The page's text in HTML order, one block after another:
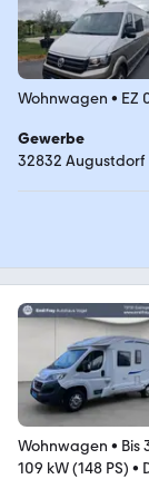
Wohnwagen • EZ
Gewerbe
32832 Augustdorf
Wohnwagen • Bis
109 kW (148 PS) •